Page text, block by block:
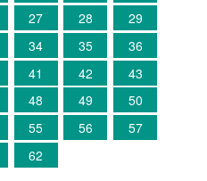
27 28
29
34 35
36
41 42
43
48 49
50
55 56
57
62